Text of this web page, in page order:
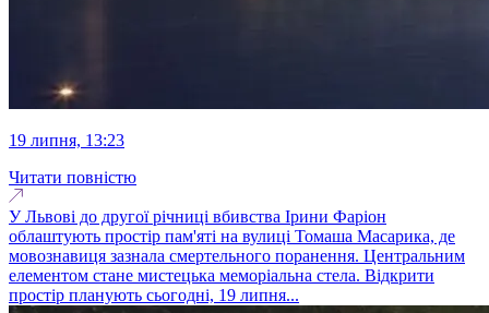
19 липня, 13:23
Читати повністю
У Львові до другої річниці вбивства Ірини Фаріон
облаштують простір пам'яті на вулиці Томаша Масарика, де
мовознавиця зазнала смертельного поранення. Центральним
елементом стане мистецька меморіальна стела. Відкрити
простір планують сьогодні, 19 липня...